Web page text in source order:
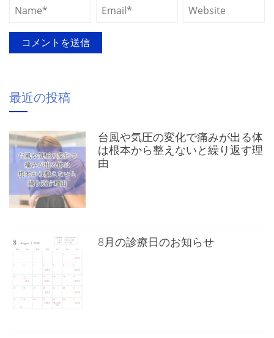
最近の投稿
台風や気圧の変化で痛みが出る体
は根本から整えないと繰り返す理
由
8月の診療日のお知らせ